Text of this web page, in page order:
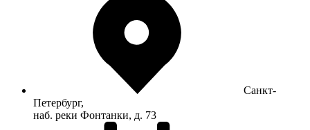
Санкт-
Петербург,
наб. реки Фонтанки, д. 73